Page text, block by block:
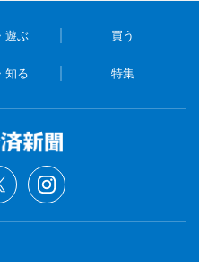
遊ぶ 買う
知る 特集